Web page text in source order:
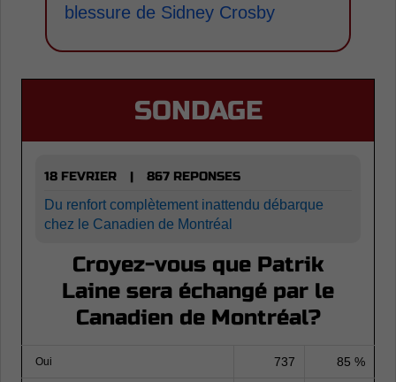
blessure de Sidney Crosby
SONDAGE
18 FEVRIER |
867 REPONSES
Du renfort complètement inattendu débarque
chez le Canadien de Montréal
Croyez-vous que Patrik
Laine sera échangé par le
Canadien de Montréal?
Oui 737 85 %